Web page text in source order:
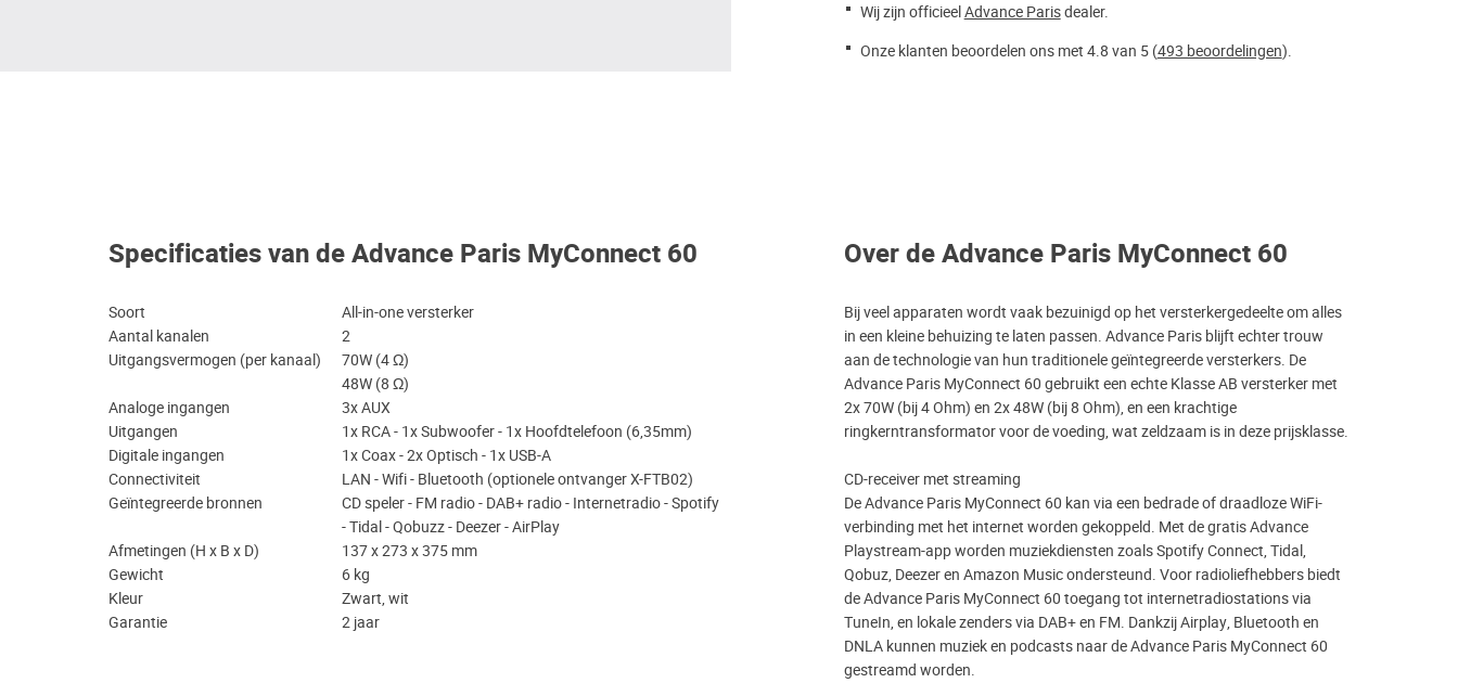
Wij zijn officieelAdvance Parisdealer.
Onze klanten beoordelen ons met 4.8 van 5 (493 beoordelingen).
Specificaties van de Advance Paris MyConnect 60
Soort
All-in-one versterker
Aantal kanalen
2
Uitgangsvermogen (per kanaal)
70W (4 Ω)
48W (8 Ω)
Analoge ingangen
3x AUX
Uitgangen
1x RCA - 1x Subwoofer - 1x Hoofdtelefoon (6,35mm)
Digitale ingangen
1x Coax - 2x Optisch - 1x USB-A
Connectiviteit
LAN - Wifi - Bluetooth (optionele ontvanger X-FTB02)
Geïntegreerde bronnen
CD speler - FM radio - DAB+ radio - Internetradio - Spotify
- Tidal - Qobuzz - Deezer - AirPlay
Afmetingen (H x B x D)
137 x 273 x 375 mm
Gewicht
6 kg
Kleur
Zwart, wit
Garantie
2 jaar
Over de Advance Paris MyConnect 60
Bij veel apparaten wordt vaak bezuinigd op het versterkergedeelte om alles
in een kleine behuizing te laten passen. Advance Paris blijft echter trouw
aan de technologie van hun traditionele geïntegreerde versterkers. De
Advance Paris MyConnect 60 gebruikt een echte Klasse AB versterker met
2x 70W (bij 4 Ohm) en 2x 48W (bij 8 Ohm), en een krachtige
ringkerntransformator voor de voeding, wat zeldzaam is in deze prijsklasse.
CD-receiver met streaming
De Advance Paris MyConnect 60 kan via een bedrade of draadloze WiFi-
verbinding met het internet worden gekoppeld. Met de gratis Advance
Playstream-app worden muziekdiensten zoals Spotify Connect, Tidal,
Qobuz, Deezer en Amazon Music ondersteund. Voor radioliefhebbers biedt
de Advance Paris MyConnect 60 toegang tot internetradiostations via
TuneIn, en lokale zenders via DAB+ en FM. Dankzij Airplay, Bluetooth en
DNLA kunnen muziek en podcasts naar de Advance Paris MyConnect 60
gestreamd worden.